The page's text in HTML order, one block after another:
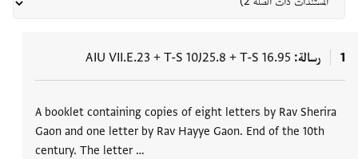
1 رسالة T-S 16.95
+
T-S 10J25.8
+
AIU VII.E.23
A booklet containing copies of eight letters by Rav Sherira
Gaon and one letter by Rav Hayye Gaon. End of the 10th
century. The letter …